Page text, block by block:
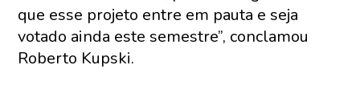
que esse projeto entre em pauta e seja
votado ainda este semestre”, conclamou
Roberto Kupski.